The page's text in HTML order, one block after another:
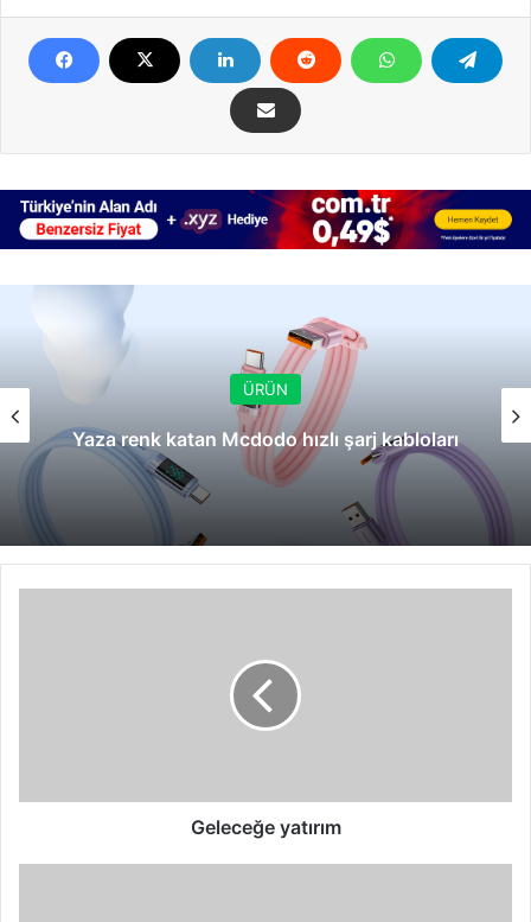
ÜRÜN
Yaza renk katan Mcdodo hızlı şarj kabloları
Geleceğe yatırım